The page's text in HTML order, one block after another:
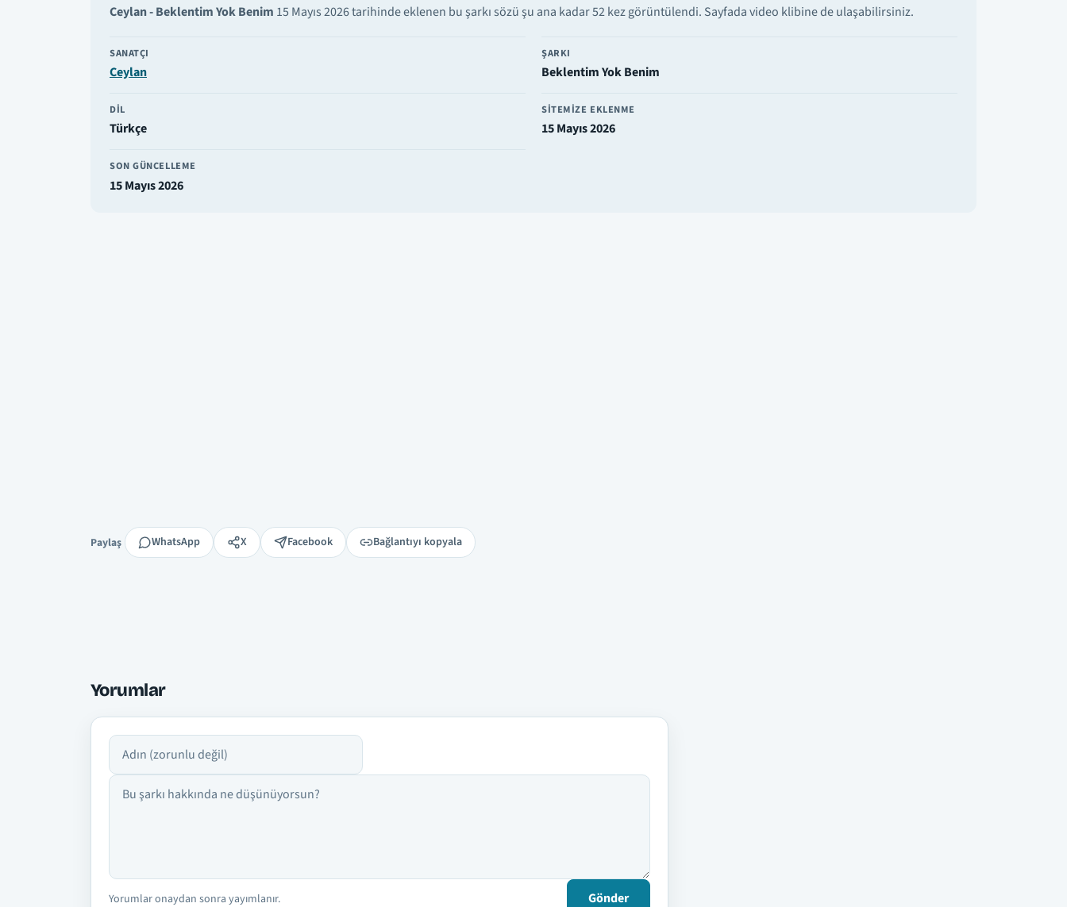
Ceylan - Beklentim Yok Benim 15 Mayıs 2026 tarihinde eklenen bu şarkı sözü şu ana kadar 52 kez görüntülendi. Sayfada video klibine de ulaşabilirsiniz.
SANATÇI
Ceylan
ŞARKI
Beklentim Yok Benim
DIL
Türkçe
SITEMIZE EKLENME
15 Mayıs 2026
SON GÜNCELLEME
15 Mayıs 2026
Paylaş
Paylaş WhatsApp X Facebook Bağlantıyı kopyala
Yorumlar
Adın
Yorumun
Yorumlar onaydan sonra yayımlanır. Gönder